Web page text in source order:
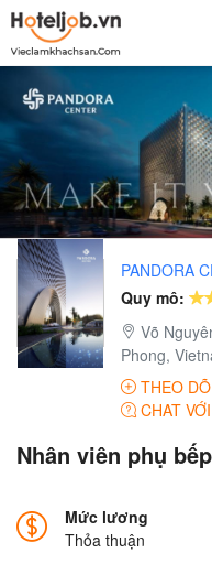
PANDORA
Quy mô:
Võ
Phong,
THEO
CHAT
Nhân viên phụ bếp
Mức lương
Thỏa thuận